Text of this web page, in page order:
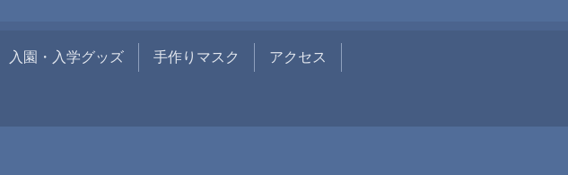
入園・入学グッズ 手作りマスク アクセス